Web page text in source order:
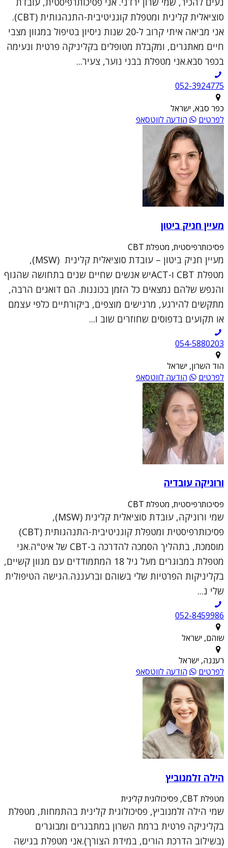
סוציאלית קלינית ומטפלת קוגניטיבית-התנהגותית (CBT).
אני מביאה איתי קרוב ל-20 שנות ניסיון בטיפול במגוון מצבי
חיים מאתגרים, ומקבלת מטופלים בקליניקה פרטית ונעימה
בכפר סבא.אני מטפלת בבני נוער, צעיר...
052-3924775
כפר סבא, ישראל
לפרטים
הודעה לווטסאפ
מעיין חניק ביטון
פסיכותרפיסטית, מטפלת CBT
מעיין חניק ביטון – עובדת סוציאלית קלינית (MSW),
מטפלת CBT ו-ACTיש אנשים שחיים שנים בתחושה שהגוף
והנפש שלהם נמצאים כל הזמן בכוננות. הם דואגים הרבה,
מתקשים להירגע, מרגישים מוצפים, ביקורתיים כלפי עצמם
או תקועים בדפוסים שחוזרים שוב ו...
054-5880203
הוד השרון, ישראל
לפרטים
הודעה לווטסאפ
ורוניקה עובדיה
פסיכותרפיסטית, מטפלת CBT
שמי ורוניקה, עובדת סוציאלית קלינית (MSW),
פסיכותרפיסטית ומטפלת קוגניטיבית-התנהגותית (CBT)
מוסמכת, בתהליך הסמכה להדרכה ב-CBT של איט"ה.אני
מטפלת במבוגרים מעל גיל 18 המתמודדים עם מגוון קשיים,
בקליניקות הפרטיות שלי בשוהם וברעננה.הגישה הטיפולית
שלי נ...
052-8459986
שוהם, ישראל
רעננה, ישראל
לפרטים
הודעה לווטסאפ
הילה זלמנוביץ
מטפלת CBT, פסיכולוגית קלינית
שמי הילה זלמנוביץ, פסיכולוגית קלינית בהתמחות, מטפלת
בקליניקה פרטית ברמת השרון במתבגרים ומבוגרים
(בשילוב הדרכת הורים, במידת הצורך).אני מטפלת בגישה